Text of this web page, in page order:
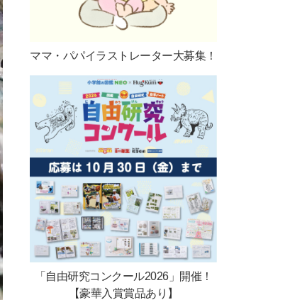
ママ・パパイラストレーター大募集！
「自由研究コンクール2026」開催！
【豪華入賞賞品あり】